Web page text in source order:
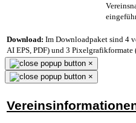
Download: Im Downloadpaket sind 4
AI EPS, PDF) und 3 Pixelgrafikformate
×
×